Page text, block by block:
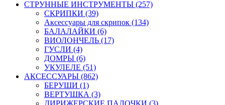
СТРУННЫЕ ИНСТРУМЕНТЫ (257)
СКРИПКИ (39)
Аксессуары для скрипок (134)
БАЛАЛАЙКИ (6)
ВИОЛОНЧЕЛЬ (17)
ГУСЛИ (4)
ДОМРЫ (6)
УКУЛЕЛЕ (51)
АКСЕССУАРЫ (862)
БЕРУШИ (1)
ВЕРТУШКА (3)
ДИРИЖЕРСКИЕ ПАЛОЧКИ (3)